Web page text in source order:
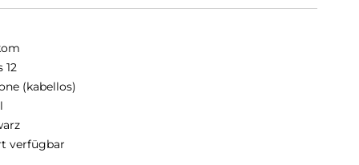
12
(kabellos)
verfügbar